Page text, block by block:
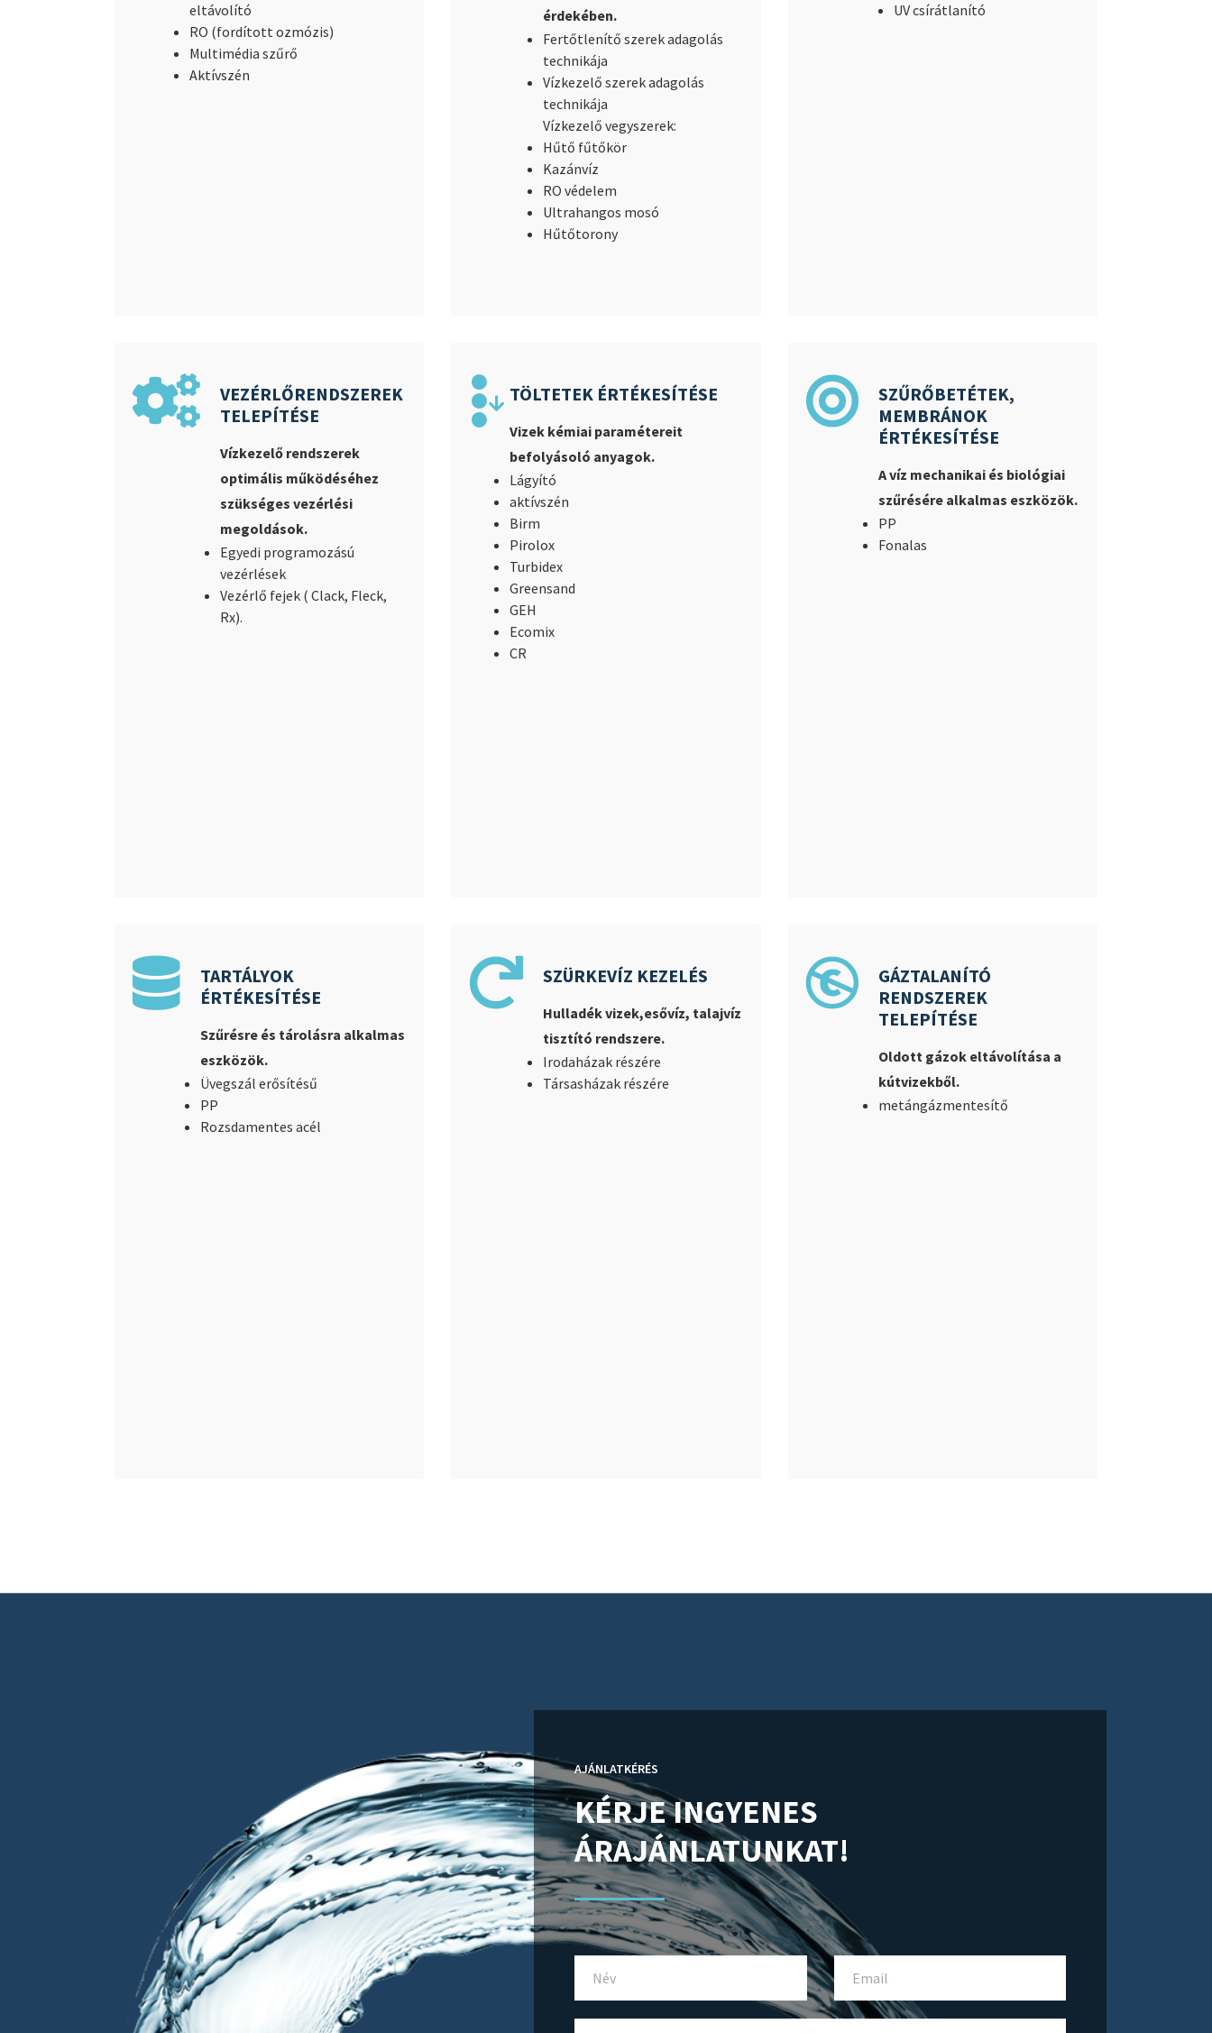
eltávolító
RO (fordított ozmózis)
Multimédia szűrő
Aktívszén
érdekében.
Fertőtlenítő szerek adagolás
technikája
Vízkezelő szerek adagolás
technikája
Vízkezelő vegyszerek:
Hűtő fűtőkör
Kazánvíz
RO védelem
Ultrahangos mosó
Hűtőtorony
UV csírátlanító
VEZÉRLŐRENDSZEREK
TELEPÍTÉSE
Vízkezelő rendszerek
optimális működéséhez
szükséges vezérlési
megoldások.
Egyedi programozású
vezérlések
Vezérlő fejek ( Clack, Fleck,
Rx).
TÖLTETEK ÉRTÉKESÍTÉSE
Vizek kémiai paramétereit
befolyásoló anyagok.
Lágyító
aktívszén
Birm
Pirolox
Turbidex
Greensand
GEH
Ecomix
CR
SZŰRŐBETÉTEK,
MEMBRÁNOK
ÉRTÉKESÍTÉSE
A víz mechanikai és biológiai
szűrésére alkalmas eszközök.
PP
Fonalas
TARTÁLYOK
ÉRTÉKESÍTÉSE
Szűrésre és tárolásra alkalmas
eszközök.
Üvegszál erősítésű
PP
Rozsdamentes acél
SZÜRKEVÍZ KEZELÉS
Hulladék vizek,esővíz, talajvíz
tisztító rendszere.
Irodaházak részére
Társasházak részére
GÁZTALANÍTÓ
RENDSZEREK
TELEPÍTÉSE
Oldott gázok eltávolítása a
kútvizekből.
metángázmentesítő
AJÁNLATKÉRÉS
KÉRJE INGYENES
ÁRAJÁNLATUNKAT!